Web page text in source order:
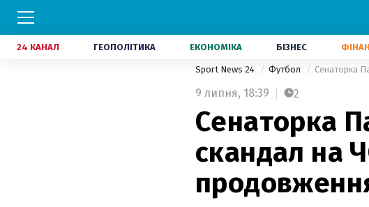
24 КАНАЛ ГЕОПОЛІТИКА ЕКОНОМІКА БІЗНЕС
Sport News 24 Футбол Сенаторка
9 липня, 18:39 2
Сенаторка
скандал на